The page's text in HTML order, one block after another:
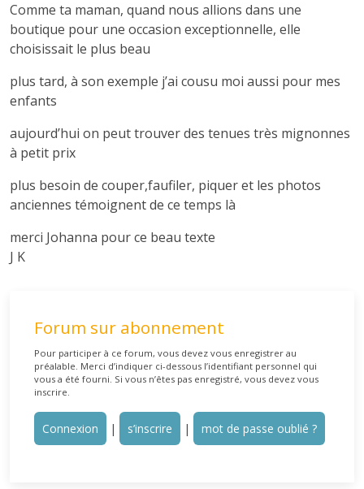
Comme ta maman, quand nous allions dans une
boutique pour une occasion exceptionnelle, elle
choisissait le plus beau
plus tard, à son exemple j’ai cousu moi aussi pour mes
enfants
aujourd’hui on peut trouver des tenues très mignonnes
à petit prix
plus besoin de couper,faufiler, piquer et les photos
anciennes témoignent de ce temps là
merci Johanna pour ce beau texte
J K
Forum sur abonnement
Pour participer à ce forum, vous devez vous enregistrer au
préalable. Merci d’indiquer ci-dessous l’identifiant personnel qui
vous a été fourni. Si vous n’êtes pas enregistré, vous devez vous
inscrire.
Connexion | s’inscrire | mot de passe oublié ?